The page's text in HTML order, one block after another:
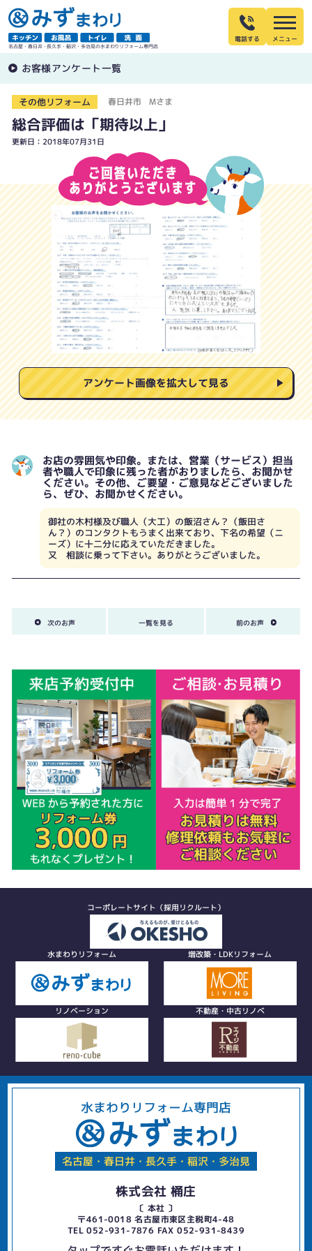
名古屋・春日井・長久手・稲沢・多治見の水まわりリフォーム専門店
電話する
お客様アンケート一覧
その他リフォーム 春日井市 Mさま
総合評価は「期待以上」
更新日：2018年07月31日
アンケート画像を拡大して見る
お店の雰囲気や印象。または、営業（サービス）担当
者や職人で印象に残った者がおりましたら、お聞かせ
ください。その他、ご要望・ご意見などございました
ら、ぜひ、お聞かせください。
御社の木村様及び職人（大工）の飯沼さん？（飯田さ
ん？）のコンタクトもうまく出来ており、下名の希望（ニ
ーズ）に十二分に応えていただきました。
又 相談に乗って下さい。ありがとうございました。
次のお声 一覧を見る 前のお声
コーポレートサイト（採用リクルート）
水まわりリフォーム 増改築・LDKリフォーム
リノベーション 不動産・中古リノベ
水まわりリフォーム専門店
名古屋・春日井・長久手・稲沢・多治見
株式会社 桶庄
〔 本社 〕
〒461-0018 名古屋市東区主税町4-48
TEL 052-931-7876 FAX 052-931-8439